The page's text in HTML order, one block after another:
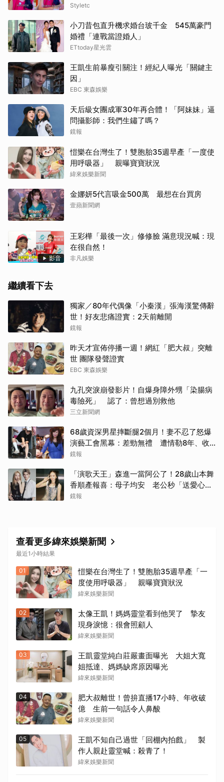
Styletc
小刀昔包直升機求婚台玻千金 545萬豪門
婚禮「連戰當證婚人」
ETtoday星光雲
王凱生前暴瘦引關注！經紀人曝光「關鍵主
因」
EBC 東森娛樂
天后級女團成軍30年再合體！「阿妹妹」逼
問攝影師：我們生鏽了嗎？
鏡報
愷樂在台灣生了！雙胞胎35週早產「一度使
用呼吸器」 親曝寶寶狀況
緯來娛樂新聞
金娜妍5代言吸金500萬 最想在台買房
壹蘋新聞網
影音
王彩樺「最後一次」修修臉 滿意現況喊：現
在很自然！
非凡娛樂
繼續看下去
獨家／80年代偶像「小秦漢」張海漢驚傳辭
世！好友悲痛證實：2天前離開
鏡報
昨天才宣佈停播一週！網紅「肥大叔」突離
世 團隊發聲證實
EBC 東森娛樂
九孔突淚崩發影片！自爆身障外甥「染腸病
毒險死」 認了：曾想過別救他
三立新聞網
68歲資深男星摔斷腿2個月！妻不忍了怒爆
演藝工會黑幕：差勁無禮 遭情勒8年、收
二手探病禮
鏡報
「演歌天王」森進一當阿公了！28歲山本舞
香順產報喜：母子均安 老公秒「送愛心」
閃炸
鏡報
查看更多緯來娛樂新聞
最近1小時結果
01
愷樂在台灣生了！雙胞胎35週早產「一
度使用呼吸器」 親曝寶寶狀況
緯來娛樂新聞
02
太像王凱！媽媽靈堂看到他哭了 摯友
現身淚憶：很會照顧人
緯來娛樂新聞
03
王凱靈堂純白莊嚴畫面曝光 大姐大寬
姐抵達、媽媽缺席原因曝光
緯來娛樂新聞
04
肥大叔離世！曾拚直播17小時、年收破
億 生前一句話令人鼻酸
緯來娛樂新聞
05
王凱不知自己過世「回棚內拍戲」 製
作人親赴靈堂喊：殺青了！
緯來娛樂新聞